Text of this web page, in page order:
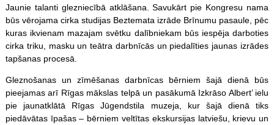
Jaunie talanti glezniecībā atklāšana. Savukārt pie Kongresu nama
būs vērojama cirka studijas Beztemata izrāde Brīnumu pasaule, pēc
kuras ikvienam mazajam svētku dalībniekam būs iespēja darboties
cirka triku, masku un teātra darbnīcās un piedalīties jaunas izrādes
tapšanas procesā.
Gleznošanas un zīmēšanas darbnīcas bērniem šajā dienā būs
pieejamas arī Rīgas mākslas telpā un pasākumā Izkrāso Albert’ ielu
pie jaunatklātā Rīgas Jūgendstila muzeja, kur šajā dienā tiks
piedāvātas īpašas – bērniem veltītas ekskursijas latviešu, krievu un